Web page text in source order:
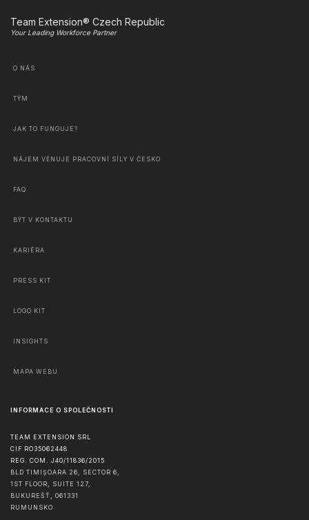
Team Extension® Czech Republic
Your Leading Workforce Partner
O NÁS
TÝM
JAK TO FUNGUJE?
NÁJEM VĚNUJE PRACOVNÍ SÍLY V ČESKO
FAQ
BÝT V KONTAKTU
KARIÉRA
PRESS KIT
LOGO KIT
INSIGHTS
MAPA WEBU
INFORMACE O SPOLEČNOSTI
TEAM EXTENSION SRL
CIF RO35062448
REG. COM. J40/11836/2015
BLD TIMIȘOARA 26, SECTOR 6,
1ST FLOOR, SUITE 127,
BUKUREŠŤ , 061331
RUMUNSKO